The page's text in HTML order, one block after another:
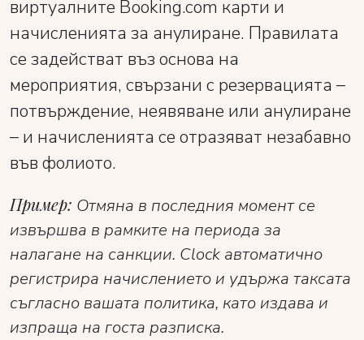
виртуалните Booking.com карти и
начисленията за анулиране. Правилата
се задействат въз основа на
мероприятия, свързани с резервацията –
потвърждение, неявяване или анулиране
– и начисленията се отразяват незабавно
във фолиото.
Пример: Отмяна в последния момент се
извършва в рамките на периода за
налагане на санкции. Clock автоматично
регистрира начислението и удържа таксата
съгласно вашата политика, като издава и
изпраща на госта разписка.